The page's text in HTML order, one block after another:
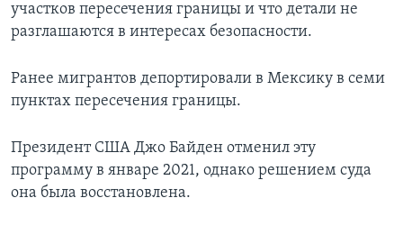
участков пересечения границы и что детали не
разглашаются в интересах безопасности.
Ранее мигрантов депортировали в Мексику в семи
пунктах пересечения границы.
Президент США Джо Байден отменил эту
программу в январе 2021, однако решением суда
она была восстановлена.